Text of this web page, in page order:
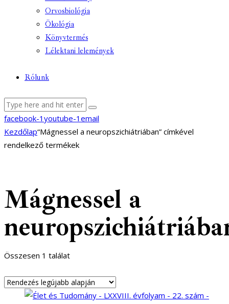
Orvosbiológia
Ökológia
Könyvtermés
Lélektani lelemények
Rólunk
facebook-1 youtube-1 email
Kezdőlap“Mágnessel a neuropszichiátriában” címkével
rendelkező termékek
Mágnessel a
Összesen 1 találat